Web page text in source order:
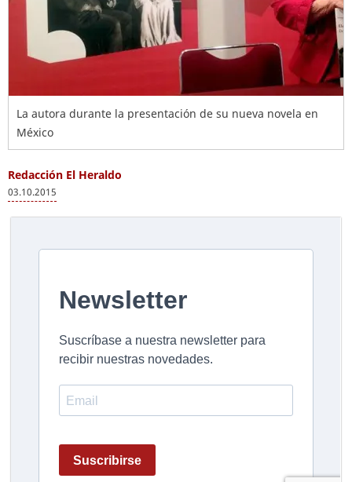
La autora durante la presentación de su nueva novela en
México
Redacción El Heraldo
03.10.2015